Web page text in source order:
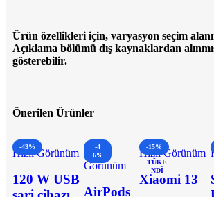
Ürün özellikleri için, varyasyon seçim
Açıklama bölümü dış kaynaklardan
gösterebilir.
Önerilen Ürünler
-43%
Hızlı Görünüm
120 W USB
-4
6%
Hızlı
Görünüm
AirPods
-15%
TÜKE
NDI
Hızlı Görünüm
Xiaomi 13